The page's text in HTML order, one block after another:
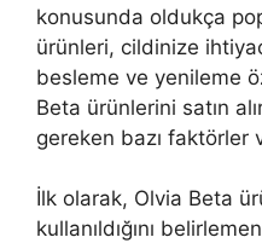
konusunda oldukça
ürünleri, cildinize
besleme ve yenileme
Beta ürünlerini satın
gereken bazı faktörler
İlk olarak, Olvia Beta
kullanıldığını